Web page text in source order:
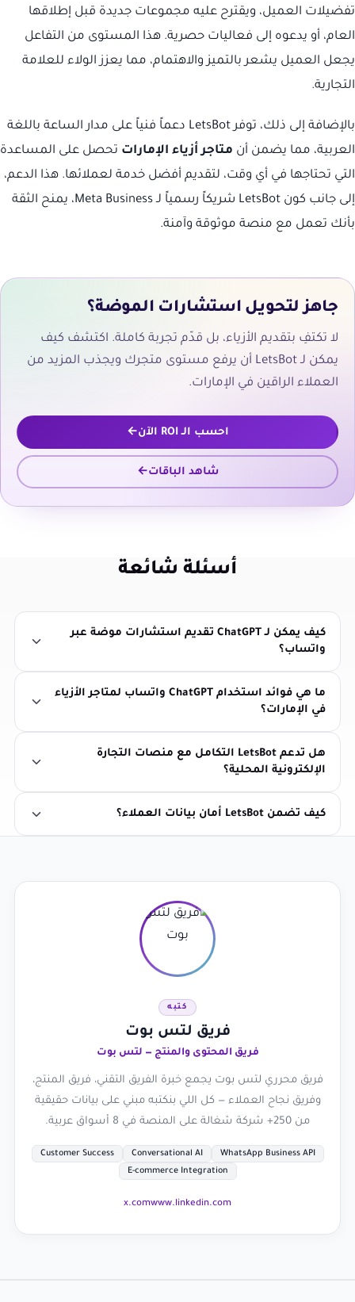
تفضيلات العميل، ويقترح عليه مجموعات جديدة قبل إطلاقها
العام، أو يدعوه إلى فعاليات حصرية. هذا المستوى من التفاعل
يجعل العميل يشعر بالتميز والاهتمام، مما يعزز الولاء للعلامة
التجارية.
بالإضافة إلى ذلك، توفر LetsBot دعماً فنياً على مدار الساعة باللغة
العربية، مما يضمن أن متاجر أزياء الإمارات تحصل على المساعدة
التي تحتاجها في أي وقت، لتقديم أفضل خدمة لعملائها. هذا الدعم،
إلى جانب كون LetsBot شريكاً رسمياً لـ Meta Business، يمنح الثقة
بأنك تعمل مع منصة موثوقة وآمنة.
جاهز لتحويل استشارات الموضة؟
لا تكتفِ بتقديم الأزياء، بل قدّم تجربة كاملة. اكتشف كيف
يمكن لـ LetsBot أن يرفع مستوى متجرك ويجذب المزيد من
العملاء الراقين في الإمارات.
احسب الـ ROI الآن
شاهد الباقات
أسئلة شائعة
كيف يمكن لـ ChatGPT تقديم استشارات موضة عبر
واتساب؟
ما هي فوائد استخدام ChatGPT واتساب لمتاجر الأزياء
في الإمارات؟
هل تدعم LetsBot التكامل مع منصات التجارة
الإلكترونية المحلية؟
كيف تضمن LetsBot أمان بيانات العملاء؟
كتبه
فريق لتس بوت
فريق المحتوى والمنتج — لتس بوت
فريق محرري لتس بوت يجمع خبرة الفريق التقني، فريق المنتج،
وفريق نجاح العملاء — كل اللي بنكتبه مبني على بيانات حقيقية
من 250+ شركة شغالة على المنصة في 8 أسواق عربية.
WhatsApp Business API
Conversational AI
Customer Success
E-commerce Integration
www.linkedin.com
x.com